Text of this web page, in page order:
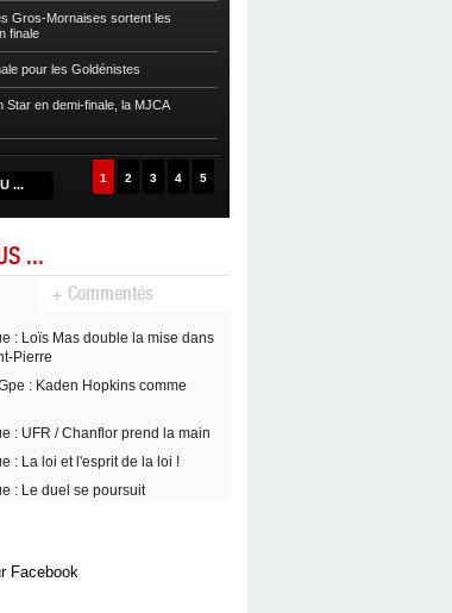
Gros-Mornaises sortent les
finale
pour les Goldénistes
Star en demi-finale, la MJCA
... 1 2 3 4 5
...
+ Commentés
: Loïs Mas double la mise dans
Pierre
: Kaden Hopkins comme
: UFR / Chanflor prend la main
: La loi et l'esprit de la loi !
: Le duel se poursuit
Facebook